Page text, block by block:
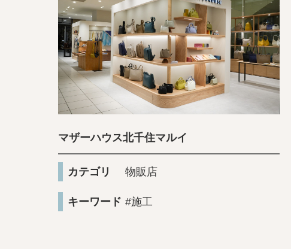
マザーハウス北千住マルイ
カテゴリ 物販店
キーワード #施工